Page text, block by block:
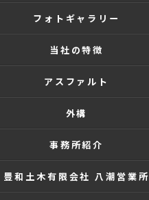
フォトギャラリー
当社の特徴
アスファルト
外構
事務所紹介
豊和土木有限会社 八潮営業所